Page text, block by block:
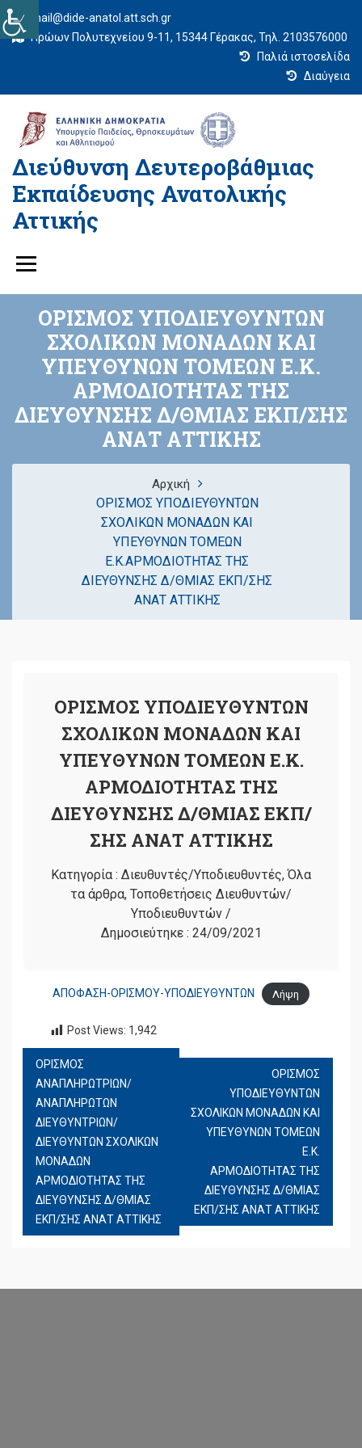
mail@dide-anatol.att.sch.gr
Ηρώων Πολυτεχνείου 9-11, 15344 Γέρακας, Τηλ. 2103576000
Παλιά ιστοσελίδα
Διαύγεια
Διεύθυνση Δευτεροβάθμιας
Εκπαίδευσης Ανατολικής
Αττικής
ΟΡΙΣΜΟΣ ΥΠΟΔΙΕΥΘΥΝΤΩΝ
ΣΧΟΛΙΚΩΝ ΜΟΝΑΔΩΝ ΚΑΙ
ΥΠΕΥΘΥΝΩΝ ΤΟΜΕΩΝ Ε.Κ.
ΑΡΜΟΔΙΟΤΗΤΑΣ ΤΗΣ
ΔΙΕΥΘΥΝΣΗΣ Δ/ΘΜΙΑΣ ΕΚΠ/ΣΗΣ
ΑΝΑΤ ΑΤΤΙΚΗΣ
Αρχική
ΟΡΙΣΜΟΣ ΥΠΟΔΙΕΥΘΥΝΤΩΝ
ΣΧΟΛΙΚΩΝ ΜΟΝΑΔΩΝ ΚΑΙ
ΥΠΕΥΘΥΝΩΝ ΤΟΜΕΩΝ
Ε.Κ.ΑΡΜΟΔΙΟΤΗΤΑΣ ΤΗΣ
ΔΙΕΥΘΥΝΣΗΣ Δ/ΘΜΙΑΣ ΕΚΠ/ΣΗΣ
ΑΝΑΤ ΑΤΤΙΚΗΣ
ΟΡΙΣΜΟΣ ΥΠΟΔΙΕΥΘΥΝΤΩΝ
ΣΧΟΛΙΚΩΝ ΜΟΝΑΔΩΝ ΚΑΙ
ΥΠΕΥΘΥΝΩΝ ΤΟΜΕΩΝ Ε.Κ.
ΑΡΜΟΔΙΟΤΗΤΑΣ ΤΗΣ
ΔΙΕΥΘΥΝΣΗΣ Δ/ΘΜΙΑΣ ΕΚΠ/
ΣΗΣ ΑΝΑΤ ΑΤΤΙΚΗΣ
Κατηγορία : Διευθυντές/Υποδιευθυντές,Όλα
τα άρθρα, Τοποθετήσεις Διευθυντών/
Υποδιευθυντών /
Δημοσιεύτηκε : 24/09/2021
ΑΠΟΦΑΣΗ-ΟΡΙΣΜΟΥ-ΥΠΟΔΙΕΥΘΥΝΤΩΝ Λήψη
Post Views: 1,942
ΠΛΟΉΓΗΣΗ
ΆΡΘΡΩΝ
ΟΡΙΣΜΟΣ
ΑΝΑΠΛΗΡΩΤΡΙΩΝ/
ΑΝΑΠΛΗΡΩΤΩΝ
ΔΙΕΥΘΥΝΤΡΙΩΝ/
ΔΙΕΥΘΥΝΤΩΝ ΣΧΟΛΙΚΩΝ
ΜΟΝΑΔΩΝ
ΑΡΜΟΔΙΟΤΗΤΑΣ ΤΗΣ
ΔΙΕΥΘΥΝΣΗΣ Δ/ΘΜΙΑΣ
ΕΚΠ/ΣΗΣ ΑΝΑΤ ΑΤΤΙΚΗΣ
ΟΡΙΣΜΟΣ
ΥΠΟΔΙΕΥΘΥΝΤΩΝ
ΣΧΟΛΙΚΩΝ ΜΟΝΑΔΩΝ ΚΑΙ
ΥΠΕΥΘΥΝΩΝ ΤΟΜΕΩΝ
Ε.Κ.
ΑΡΜΟΔΙΟΤΗΤΑΣ ΤΗΣ
ΔΙΕΥΘΥΝΣΗΣ Δ/ΘΜΙΑΣ
ΕΚΠ/ΣΗΣ ΑΝΑΤ ΑΤΤΙΚΗΣ